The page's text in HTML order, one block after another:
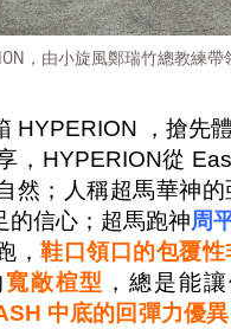
，由小旋風鄭瑞竹總教練
HYPERION ，搶先
，HYPERION從
然；人稱超馬華神
的信心；超馬跑神周
，鞋口領口的包覆
寬敞楦型 ，總是能
中底的回彈力優異